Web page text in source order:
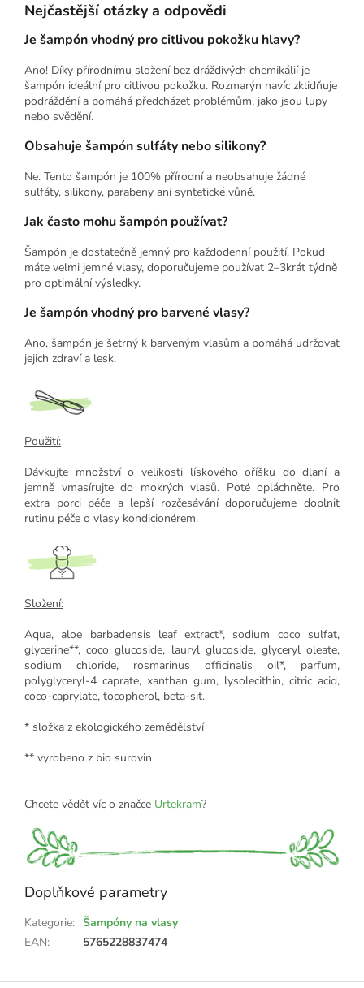
Nejčastější otázky a odpovědi
Je šampón vhodný pro citlivou pokožku hlavy?
Ano! Díky přírodnímu složení bez dráždivých chemikálií je
šampón ideální pro citlivou pokožku. Rozmarýn navíc zklidňuje
podráždění a pomáhá předcházet problémům, jako jsou lupy
nebo svědění.
Obsahuje šampón sulfáty nebo silikony?
Ne. Tento šampón je 100% přírodní a neobsahuje žádné
sulfáty, silikony, parabeny ani syntetické vůně.
Jak často mohu šampón používat?
Šampón je dostatečně jemný pro každodenní použití. Pokud
máte velmi jemné vlasy, doporučujeme používat 2–3krát týdně
pro optimální výsledky.
Je šampón vhodný pro barvené vlasy?
Ano, šampón je šetrný k barveným vlasům a pomáhá udržovat
jejich zdraví a lesk.
Použití:
Dávkujte množství o velikosti lískového oříšku do dlaní a
jemně vmasírujte do mokrých vlasů. Poté opláchněte. Pro
extra porci péče a lepší rozčesávání doporučujeme doplnit
rutinu péče o vlasy kondicionérem.
Složení:
Aqua, aloe barbadensis leaf extract*, sodium coco sulfat,
glycerine**, coco glucoside, lauryl glucoside, glyceryl oleate,
sodium chloride, rosmarinus officinalis oil*, parfum,
polyglyceryl-4 caprate, xanthan gum, lysolecithin, citric acid,
coco-caprylate, tocopherol, beta-sit.
* složka z ekologického zemědělství
** vyrobeno z bio surovin
Chcete vědět víc o značce Urtekram?
Doplňkové parametry
Kategorie: Šampóny na vlasy
EAN: 5765228837474